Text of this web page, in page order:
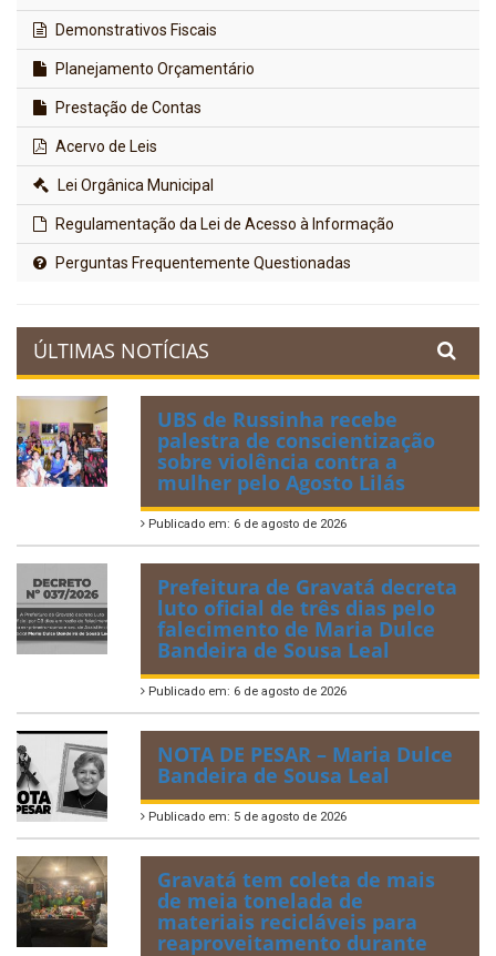
Demonstrativos Fiscais
Planejamento Orçamentário
Prestação de Contas
Acervo de Leis
Lei Orgânica Municipal
Regulamentação da Lei de Acesso à Informação
Perguntas Frequentemente Questionadas
ÚLTIMAS NOTÍCIAS
UBS de Russinha recebe
palestra de conscientização
sobre violência contra a
mulher pelo Agosto Lilás
Publicado em: 6 de agosto de 2026
Prefeitura de Gravatá decreta
luto oficial de três dias pelo
falecimento de Maria Dulce
Bandeira de Sousa Leal
Publicado em: 6 de agosto de 2026
NOTA DE PESAR – Maria Dulce
Bandeira de Sousa Leal
Publicado em: 5 de agosto de 2026
Gravatá tem coleta de mais
de meia tonelada de
materiais recicláveis para
reaproveitamento durante